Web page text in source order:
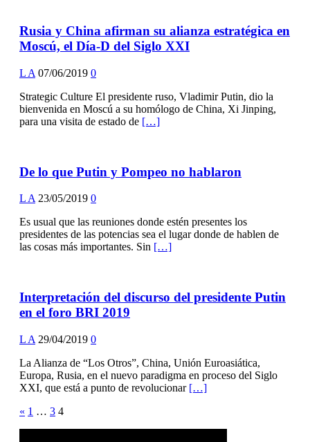
Rusia y China afirman su alianza estratégica en
Moscú, el Día-D del Siglo XXI
L A 07/06/2019 0
Strategic Culture El presidente ruso, Vladimir Putin, dio la
bienvenida en Moscú a su homólogo de China, Xi Jinping,
para una visita de estado de […]
De lo que Putin y Pompeo no hablaron
L A 23/05/2019 0
Es usual que las reuniones donde estén presentes los
presidentes de las potencias sea el lugar donde de hablen de
las cosas más importantes. Sin […]
Interpretación del discurso del presidente Putin
en el foro BRI 2019
L A 29/04/2019 0
La Alianza de “Los Otros”, China, Unión Euroasiática,
Europa, Rusia, en el nuevo paradigma en proceso del Siglo
XXI, que está a punto de revolucionar […]
Posts
pagination
« 1 … 3 4